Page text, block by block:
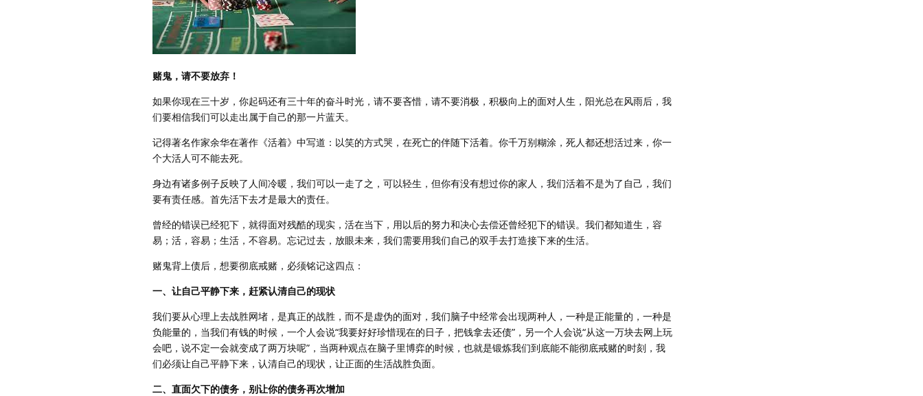
赌鬼，请不要放弃！
如果你现在三十岁，你起码还有三十年的奋斗时光，请不要吝惜，请不要消极，积极向上的面对人生，阳光总在风雨后，我
们要相信我们可以走出属于自己的那一片蓝天。
记得著名作家余华在著作《活着》中写道：以笑的方式哭，在死亡的伴随下活着。你千万别糊涂，死人都还想活过来，你一
个大活人可不能去死。
身边有诸多例子反映了人间冷暖，我们可以一走了之，可以轻生，但你有没有想过你的家人，我们活着不是为了自己，我们
要有责任感。首先活下去才是最大的责任。
曾经的错误已经犯下，就得面对残酷的现实，活在当下，用以后的努力和决心去偿还曾经犯下的错误。我们都知道生，容
易；活，容易；生活，不容易。忘记过去，放眼未来，我们需要用我们自己的双手去打造接下来的生活。
赌鬼背上债后，想要彻底戒赌，必须铭记这四点：
一、让自己平静下来，赶紧认清自己的现状
我们要从心理上去战胜网堵，是真正的战胜，而不是虚伪的面对，我们脑子中经常会出现两种人，一种是正能量的，一种是
负能量的，当我们有钱的时候，一个人会说“我要好好珍惜现在的日子，把钱拿去还债”，另一个人会说“从这一万块去网上玩
会吧，说不定一会就变成了两万块呢”，当两种观点在脑子里博弈的时候，也就是锻炼我们到底能不能彻底戒赌的时刻，我
们必须让自己平静下来，认清自己的现状，让正面的生活战胜负面。
二、直面欠下的债务，别让你的债务再次增加